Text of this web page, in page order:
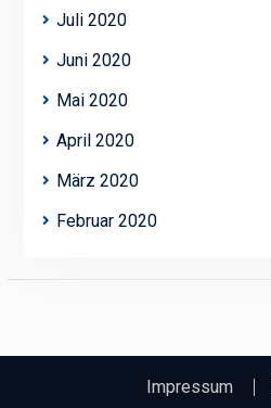
Juli 2020
Juni 2020
Mai 2020
April 2020
März 2020
Februar 2020
Impressum